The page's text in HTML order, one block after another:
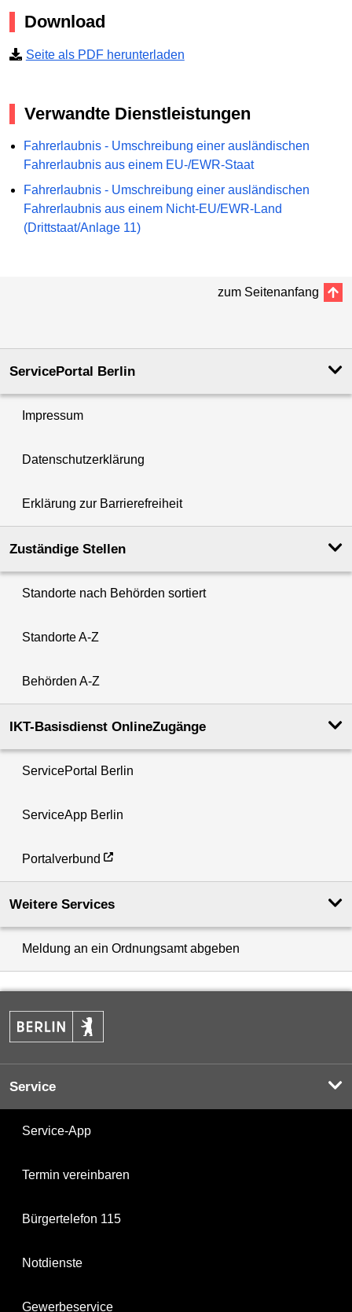
Download
Seite als PDF herunterladen
Verwandte Dienstleistungen
Fahrerlaubnis - Umschreibung einer ausländischen
Fahrerlaubnis aus einem EU-/EWR-Staat
Fahrerlaubnis - Umschreibung einer ausländischen
Fahrerlaubnis aus einem Nicht-EU/EWR-Land
(Drittstaat/Anlage 11)
zum Seitenanfang
ServicePortal Berlin
Impressum
Datenschutzerklärung
Erklärung zur Barrierefreiheit
Zuständige Stellen
Standorte nach Behörden sortiert
Standorte A-Z
Behörden A-Z
IKT-Basisdienst OnlineZugänge
ServicePortal Berlin
ServiceApp Berlin
Portalverbund
Weitere Services
Meldung an ein Ordnungsamt abgeben
Service
Service-App
Termin vereinbaren
Bürgertelefon 115
Notdienste
Gewerbeservice